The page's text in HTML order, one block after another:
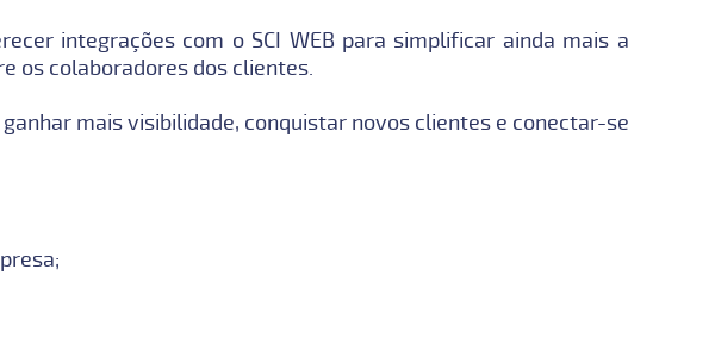
integrações com o SCI WEB para simplificar ainda mais a
os colaboradores dos clientes.
ganhar mais visibilidade, conquistar novos clientes e conectar-se